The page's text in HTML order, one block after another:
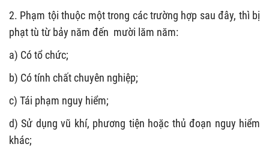
2. Phạm tội thuộc một trong các trường hợp sau đây, thì bị
phạt tù từ bảy năm đến mười lăm năm:
a) Có tổ chức;
b) Có tính chất chuyên nghiệp;
c) Tái phạm nguy hiểm;
d) Sử dụng vũ khí, phương tiện hoặc thủ đoạn nguy hiểm
khác;